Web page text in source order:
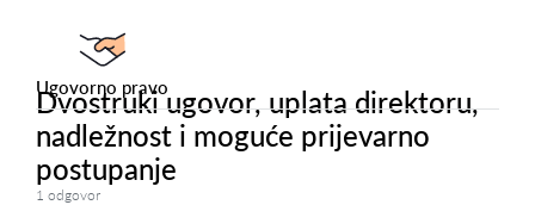
Ugovorno pravo
Dvostruki ugovor, uplata direktoru,
nadležnost i moguće prijevarno
postupanje
1 odgovor